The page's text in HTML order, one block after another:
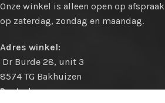
Onze winkel is alleen open op afspraak
op zaterdag, zondag en maandag.
Adres winkel:
Dr Burde 28, unit 3
8574 TG Bakhuizen
Postadres: